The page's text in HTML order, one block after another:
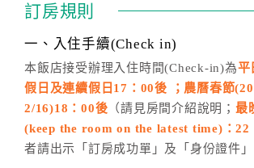
話方式異動訂單。
※非客服時間之申辦異動，皆為次日計算
五、客服時間
週一至週日，上午9:00～晚上6:00
週一至週日：客服聯絡單 、 LINE@、電
訂房規則
一、入住手續(Check in)
本飯店接受辦理入住時間(Check-in)為平
假日及連續假日17：00後 ；農曆春節
2/16)18：00後 （請見房間介紹說明； 最
(keep the room on the latest time)：22
者請出示「訂房成功單」及「身份證件」